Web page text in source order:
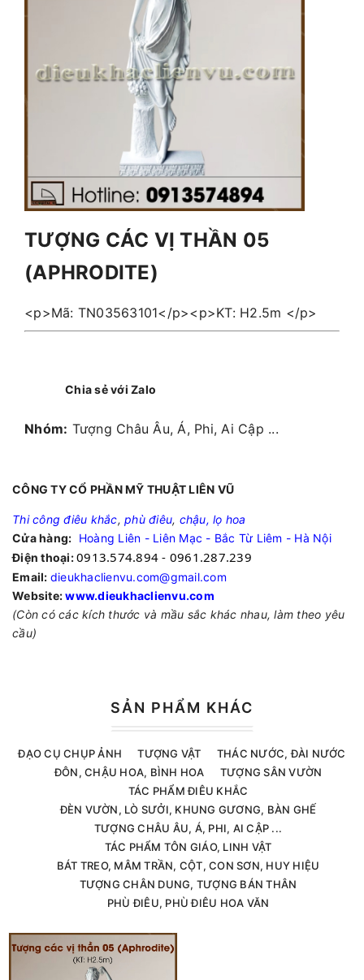
TƯỢNG CÁC VỊ THẦN 05
(APHRODITE)
<p>Mã: TN03563101</p><p>KT: H2.5m </p>
Chia sẻ với Zalo
Nhóm: Tượng Châu Âu, Á, Phi, Ai Cập ...
CÔNG TY CỔ PHẦN MỸ THUẬT LIÊN VŨ
Thi công điêu khắc, phù điêu, chậu, lọ hoa
Cửa hàng: Hoàng Liên - Liên Mạc - Bắc Từ Liêm - Hà Nội
Điện thoại:0913.574.894 - 0961.287.239
Email: dieukhaclienvu.com@gmail.com
Website:www.dieukhaclienvu.com
(Còn có các kích thước và mầu sắc khác nhau, làm theo yêu
cầu)
SẢN PHẨM KHÁC
ĐẠO CỤ CHỤP ẢNH TƯỢNG VẬT
THÁC NƯỚC, ĐÀI NƯỚC
ĐÔN, CHẬU HOA, BÌNH HOA
TƯỢNG SÂN VƯỜN
TÁC PHẨM ĐIÊU KHẮC
ĐÈN VƯỜN, LÒ SƯỞI, KHUNG GƯƠNG, BÀN GHẾ
TƯỢNG CHÂU ÂU, Á, PHI, AI CẬP ...
TÁC PHẨM TÔN GIÁO, LINH VẬT
BÁT TREO, MÂM TRẦN, CỘT, CON SƠN, HUY HIỆU
TƯỢNG CHÂN DUNG, TƯỢNG BÁN THÂN
PHÙ ĐIÊU, PHÙ ĐIÊU HOA VĂN